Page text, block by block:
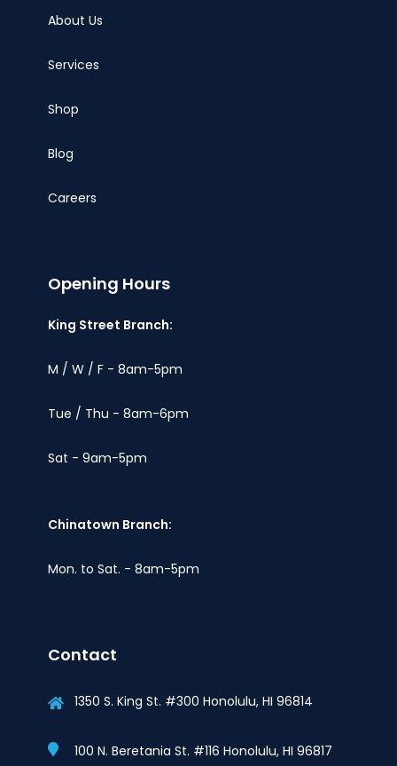
About Us
Services
Shop
Blog
Careers
Opening Hours
King Street Branch:
M / W / F - 8am-5pm
Tue / Thu - 8am-6pm
Sat - 9am-5pm
Chinatown Branch:
Mon. to Sat. - 8am-5pm
Contact
1350 S. King St. #300 Honolulu, HI 96814
100 N. Beretania St. #116 Honolulu, HI 96817